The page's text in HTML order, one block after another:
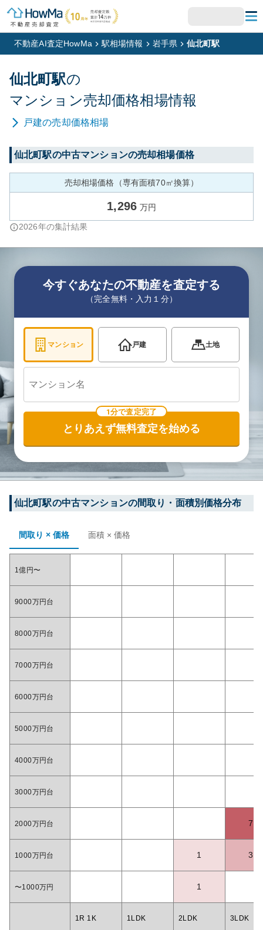
不動産AI査定HowMa 駅相場情報 岩手県 仙北町駅
仙北町駅の
マンション売却価格相場情報
戸建の売却価格相場
仙北町駅の中古マンションの売却相場価格
売却相場価格（専有面積70㎡換算）
1,296 万円
2026年の集計結果
今すぐあなたの不動産を査定する
（完全無料・入力１分）
マンション 戸建 土地
1分で査定完了
とりあえず無料査定を始める
仙北町駅の中古マンションの間取り・面積別価格分布
間取り × 価格 面積 × 価格
1億円〜
9000万円台
8000万円台
7000万円台
6000万円台
5000万円台
4000万円台
3000万円台
2000万円台 7
1000万円台 1 3
〜1000万円 1
1R 1K 1LDK 2LDK 3LDK